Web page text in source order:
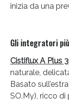
inizia da una
Gli integratori
Cistiflux A Plus
naturale,
Basato
SO.My), ricco di